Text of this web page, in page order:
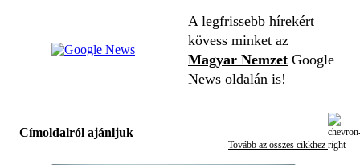
A legfrissebb hírekért
kövess minket az
Magyar Nemzet Google
News oldalán is!
Címoldalról ajánljuk
Tovább az összes cikkhez